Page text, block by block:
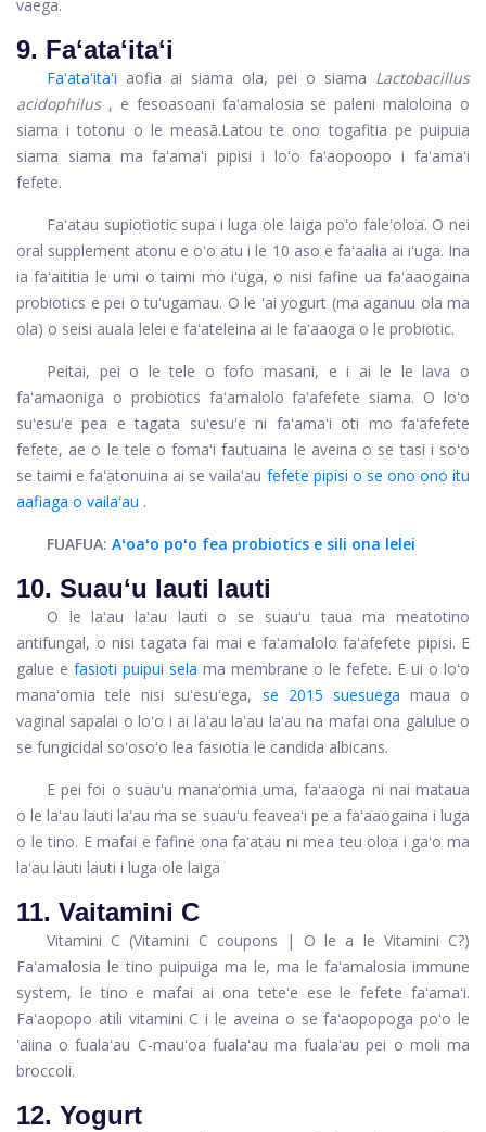
vaega.
9. Faʻataʻitaʻi
Faʻataʻitaʻi aofia ai siama ola, pei o siama Lactobacillus
acidophilus , e fesoasoani faʻamalosia se paleni maloloina o
siama i totonu o le measā.Latou te ono togafitia pe puipuia
siama siama ma faʻamaʻi pipisi i loʻo faʻaopoopo i faʻamaʻi
fefete.
Faʻatau supiotiotic supa i luga ole laiga poʻo faleʻoloa. O nei
oral supplement atonu e oʻo atu i le 10 aso e faʻaalia ai iʻuga. Ina
ia faʻaititia le umi o taimi mo iʻuga, o nisi fafine ua faʻaaogaina
probiotics e pei o tuʻugamau. O le 'ai yogurt (ma aganuu ola ma
ola) o seisi auala lelei e faʻateleina ai le faʻaaoga o le probiotic.
Peitai, pei o le tele o fofo masani, e i ai le le lava o
faʻamaoniga o probiotics faʻamalolo faʻafefete siama. O loʻo
suʻesuʻe pea e tagata suʻesuʻe ni faʻamaʻi oti mo faʻafefete
fefete, ae o le tele o fomaʻi fautuaina le aveina o se tasi i soʻo
se taimi e faʻatonuina ai se vailaʻau fefete pipisi o se ono ono itu
aafiaga o vailaʻau .
FUAFUA: Aʻoaʻo poʻo fea probiotics e sili ona lelei
10. Suauʻu lauti lauti
O le laʻau laʻau lauti o se suauʻu taua ma meatotino
antifungal, o nisi tagata fai mai e faʻamalolo faʻafefete pipisi. E
galue e fasioti puipui sela ma membrane o le fefete. E ui o loʻo
manaʻomia tele nisi suʻesuʻega, se 2015 suesuega maua o
vaginal sapalai o loʻo i ai laʻau laʻau laʻau na mafai ona galulue o
se fungicidal soʻosoʻo lea fasiotia le candida albicans.
E pei foi o suauʻu manaʻomia uma, faʻaaoga ni nai mataua
o le laʻau lauti laʻau ma se suauʻu feaveaʻi pe a faʻaaogaina i luga
o le tino. E mafai e fafine ona faʻatau ni mea teu oloa i gaʻo ma
laʻau lauti lauti i luga ole laiga
11. Vaitamini C
Vitamini C (Vitamini C coupons | O le a le Vitamini C?)
Faʻamalosia le tino puipuiga ma le, ma le faʻamalosia immune
system, le tino e mafai ai ona teteʻe ese le fefete faʻamaʻi.
Faʻaopopo atili vitamini C i le aveina o se faʻaopopoga poʻo le
'aiina o fualaʻau C-mauʻoa fualaʻau ma fualaʻau pei o moli ma
broccoli.
12. Yogurt